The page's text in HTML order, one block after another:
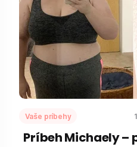
Vaše príbehy
Príbeh Michaely –